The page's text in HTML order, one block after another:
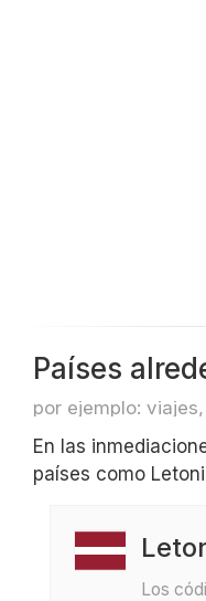
Países
por ejemplo:
En las
países como
Los